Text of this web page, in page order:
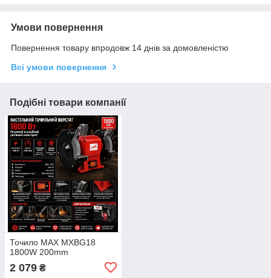
Умови повернення
Повернення товару впродовж 14 днів за домовленістю
Всі умови повернення
Подібні товари компанії
Точило MAX MXBG18
1800W 200mm
2 079 ₴